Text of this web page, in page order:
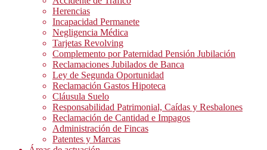
Herencias
Incapacidad Permanete
Negligencia Médica
Tarjetas Revolving
Complemento por Paternidad Pensión Jubilación
Reclamaciones Jubilados de Banca
Ley de Segunda Oportunidad
Reclamación Gastos Hipoteca
Cláusula Suelo
Responsabilidad Patrimonial, Caídas y Resbalones
Reclamación de Cantidad e Impagos
Administración de Fincas
Patentes y Marcas